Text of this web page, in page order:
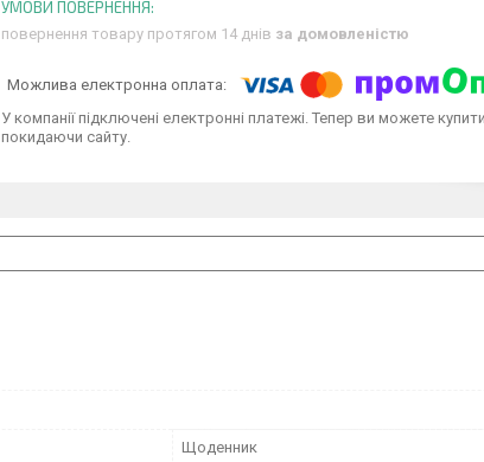
повернення товару протягом 14 днів за домовленістю
У компанії підключені електронні платежі. Тепер ви можете
покидаючи сайту.
Щоденник